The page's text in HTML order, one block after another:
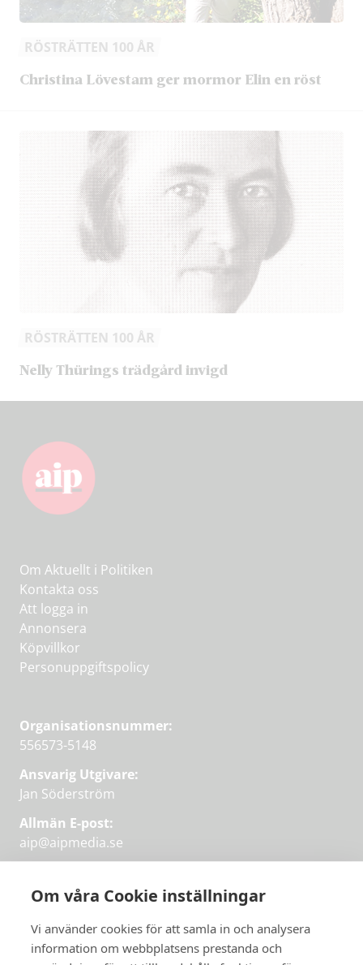
Om våra Cookie inställningar
Vi använder cookies för att samla in och analysera
information om webbplatsens prestanda och
RÖSTRÄTTEN 100 ÅR
Christina Lövestam ger mormor Elin en röst
RÖSTRÄTTEN 100 ÅR
Nelly Thürings trädgård invigd
Om Aktuellt i Politiken
Kontakta oss
Att logga in
Annonsera
Köpvillkor
Personuppgiftspolicy
Organisationsnummer:
556573-5148
Ansvarig Utgivare:
Jan Söderström
Allmän E-post:
aip@aipmedia.se
aip@flowyinfo.seeller 08-1210 60 40.
Instagram
LinkedIn
Twitter
Facebook